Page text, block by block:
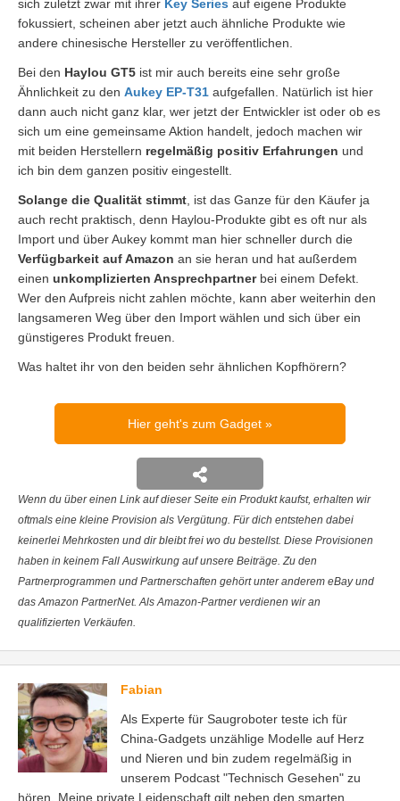
sich zuletzt zwar mit ihrer Key Series auf eigene Produkte
fokussiert, scheinen aber jetzt auch ähnliche Produkte wie
andere chinesische Hersteller zu veröffentlichen.
Bei den Haylou GT5 ist mir auch bereits eine sehr große
Ähnlichkeit zu den Aukey EP-T31 aufgefallen. Natürlich ist hier
dann auch nicht ganz klar, wer jetzt der Entwickler ist oder ob es
sich um eine gemeinsame Aktion handelt, jedoch machen wir
mit beiden Herstellern regelmäßig positiv Erfahrungen und
ich bin dem ganzen positiv eingestellt.
Solange die Qualität stimmt , ist das Ganze für den Käufer ja
auch recht praktisch, denn Haylou-Produkte gibt es oft nur als
Import und über Aukey kommt man hier schneller durch die
Verfügbarkeit auf Amazon an sie heran und hat außerdem
einen unkomplizierten Ansprechpartnerbei einem Defekt.
Wer den Aufpreis nicht zahlen möchte, kann aber weiterhin den
langsameren Weg über den Import wählen und sich über ein
günstigeres Produkt freuen.
Was haltet ihr von den beiden sehr ähnlichen Kopfhörern?
Hier geht's zum Gadget
Wenn du über einen Link auf dieser Seite ein Produkt kaufst, erhalten wir
oftmals eine kleine Provision als Vergütung. Für dich entstehen dabei
keinerlei Mehrkosten und dir bleibt frei wo du bestellst. Diese Provisionen
haben in keinem Fall Auswirkung auf unsere Beiträge. Zu den
Partnerprogrammen und Partnerschaften gehört unter anderem eBay und
das Amazon PartnerNet. Als Amazon-Partner verdienen wir an
qualifizierten Verkäufen.
Fabian
Als Experte für Saugroboter teste ich für
China-Gadgets unzählige Modelle auf Herz
und Nieren und bin zudem regelmäßig in
unserem Podcast "Technisch Gesehen" zu
hören. Meine private Leidenschaft gilt neben den smarten